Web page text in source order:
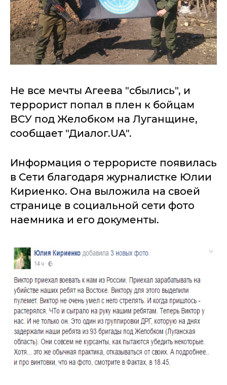
Не все мечты Агеева "сбылись", и
террорист попал в плен к бойцам
ВСУ под Желобком на Луганщине,
сообщает "Диалог.UA".
Информация о террористе появилась
в Сети благодаря журналистке Юлии
Кириенко. Она выложила на своей
странице в социальной сети фото
наемника и его документы.